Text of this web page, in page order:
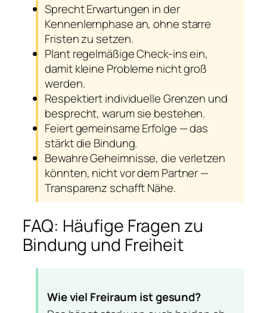
Sprecht Erwartungen in der
Kennenlernphase an, ohne starre
Fristen zu setzen.
Plant regelmäßige Check-ins ein,
damit kleine Probleme nicht groß
werden.
Respektiert individuelle Grenzen und
besprecht, warum sie bestehen.
Feiert gemeinsame Erfolge — das
stärkt die Bindung.
Bewahre Geheimnisse, die verletzen
könnten, nicht vor dem Partner —
Transparenz schafft Nähe.
FAQ: Häufige Fragen zu
Bindung und Freiheit
Wie viel Freiraum ist gesund?